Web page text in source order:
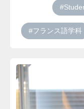
#フランス語学科